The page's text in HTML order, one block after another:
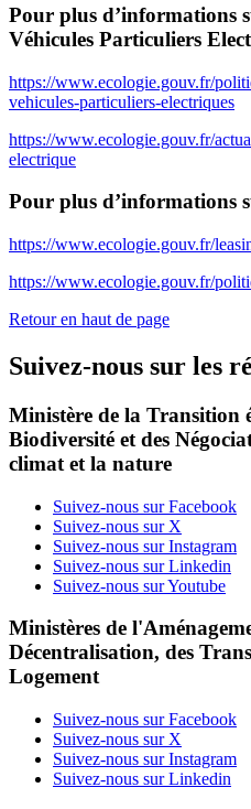
Pour plus d’informations
Véhicules Particuliers
https://www.ecologie.gouv.fr/
vehicules-particuliers-electriques
https://www.ecologie.gouv.fr/
electrique
Pour plus d’informations
https://www.ecologie.gouv.fr/
https://www.ecologie.gouv.fr/
Retour en haut de page
Suivez-nous sur les
Ministère de la Transition
Biodiversité et des
climat et la nature
Suivez-nous sur Facebook
Suivez-nous sur X
Suivez-nous sur Instagram
Suivez-nous sur Linkedin
Suivez-nous sur Youtube
Ministères de
Décentralisation, des
Logement
Suivez-nous sur Facebook
Suivez-nous sur X
Suivez-nous sur Instagram
Suivez-nous sur Linkedin